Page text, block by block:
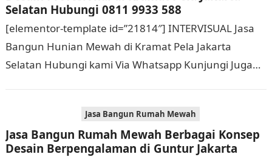
Selatan Hubungi 0811 9933 588
[elementor-template id=”21814″] INTERVISUAL Jasa
Bangun Hunian Mewah di Kramat Pela Jakarta
Selatan Hubungi kami Via Whatsapp Kunjungi Juga
Jasa Bangun Rumah Mewah
Jasa Bangun Rumah Mewah Berbagai Konsep
Desain Berpengalaman di Guntur Jakarta